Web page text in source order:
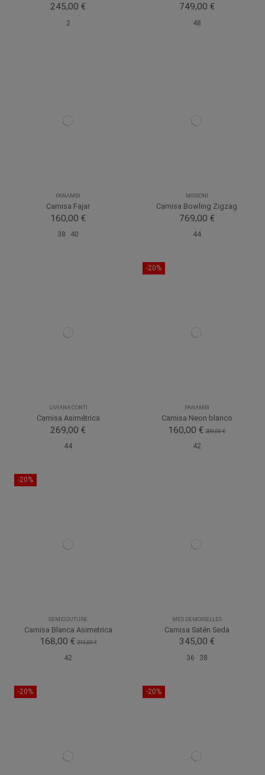
245,00 €
2
749,00 €
48
PANAMBI
Camisa Fajar
160,00 €
38 40
MISSONI
Camisa Bowling Zigzag
769,00 €
44
LIVIANA CONTI
Camisa Asimétrica
269,00 €
44
-20%
PANAMBI
Camisa Neon blanco
160,00 € 200,00 €
42
-20%
SEMICOUTURE
Camisa Blanca Asimetrica
168,00 € 210,00 €
42
MES DEMOISELLES
Camisa Satén Seda
345,00 €
36 38
-20% -20%